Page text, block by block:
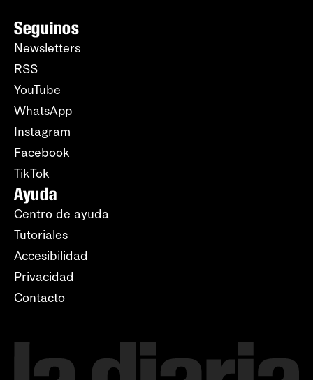
Seguinos
Newsletters
RSS
YouTube
WhatsApp
Instagram
Facebook
TikTok
Ayuda
Centro de ayuda
Tutoriales
Accesibilidad
Privacidad
Contacto